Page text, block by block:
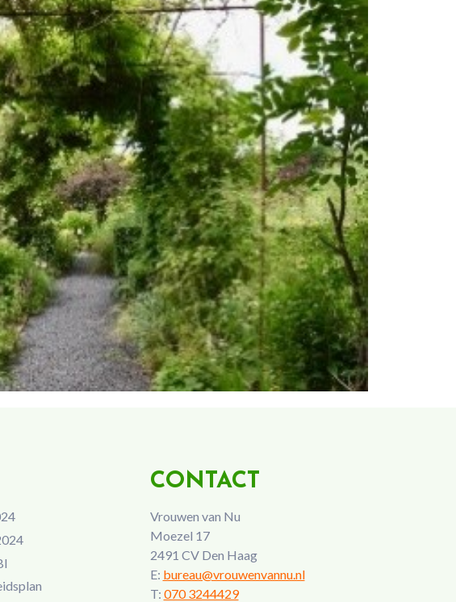
CONTACT
Vrouwen van Nu
Moezel 17
2491 CV Den Haag
E: bureau@vrouwenvannu.nl
T: 070 3244429